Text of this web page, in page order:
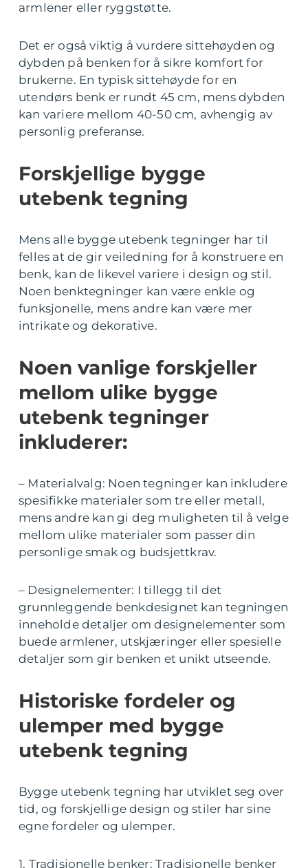
armlener eller ryggstøtte.
Det er også viktig å vurdere sittehøyden og
dybden på benken for å sikre komfort for
brukerne. En typisk sittehøyde for en
utendørs benk er rundt 45 cm, mens dybden
kan variere mellom 40-50 cm, avhengig av
personlig preferanse.
Forskjellige bygge
utebenk tegning
Mens alle bygge utebenk tegninger har til
felles at de gir veiledning for å konstruere en
benk, kan de likevel variere i design og stil.
Noen benktegninger kan være enkle og
funksjonelle, mens andre kan være mer
intrikate og dekorative.
Noen vanlige forskjeller
mellom ulike bygge
utebenk tegninger
inkluderer:
– Materialvalg: Noen tegninger kan inkludere
spesifikke materialer som tre eller metall,
mens andre kan gi deg muligheten til å velge
mellom ulike materialer som passer din
personlige smak og budsjettkrav.
– Designelementer: I tillegg til det
grunnleggende benkdesignet kan tegningen
inneholde detaljer om designelementer som
buede armlener, utskjæringer eller spesielle
detaljer som gir benken et unikt utseende.
Historiske fordeler og
ulemper med bygge
utebenk tegning
Bygge utebenk tegning har utviklet seg over
tid, og forskjellige design og stiler har sine
egne fordeler og ulemper.
1. Tradisjonelle benker: Tradisjonelle benker